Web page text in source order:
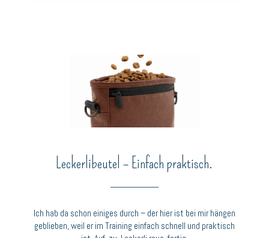
Leckerlibeutel – Einfach praktisch.
Ich hab da schon einiges durch – der hier ist bei mir hängen
geblieben, weil er im Training einfach schnell und praktisch